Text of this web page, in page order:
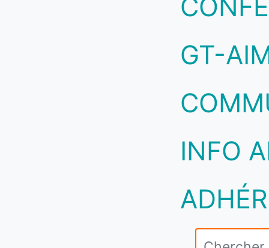
GT-
INFO